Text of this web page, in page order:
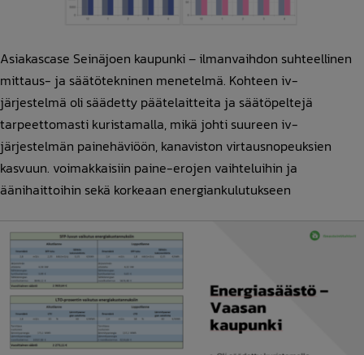
Asiakascase Seinäjoen kaupunki – ilmanvaihdon suhteellinen
mittaus- ja säätötekninen menetelmä. Kohteen iv-
järjestelmä oli säädetty päätelaitteita ja säätöpeltejä
tarpeettomasti kuristamalla, mikä johti suureen iv-
järjestelmän painehäviöön, kanaviston virtausnopeuksien
kasvuun. voimakkaisiin paine-erojen vaihteluihin ja
äänihaittoihin sekä korkeaan energiankulutukseen